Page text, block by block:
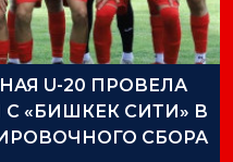
U-20 ПРОВЕЛА
«БИШКЕК СИТИ» В
СБОРА